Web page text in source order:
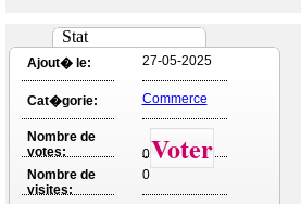
Stat
Ajout� le: 27-05-2025
Cat�gorie: Commerce
Nombre de
votes:
0Voter
Nombre de
visites:
0